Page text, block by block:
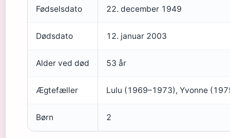
Fødselsdato 22. december 1949
Dødsdato 12. januar 2003
Alder ved død 53 år
Ægtefæller Lulu (1969–1973), Yvonne
Børn 2